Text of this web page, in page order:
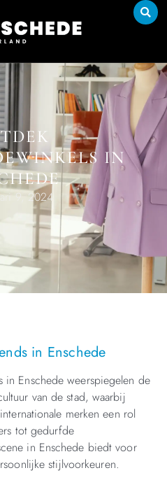
IN
9, 2024
in Enschede
in Enschede weerspiegelen de
van de stad, waarbij
merken een rol
tot gedurfde
in Enschede biedt voor
stijlvoorkeuren.